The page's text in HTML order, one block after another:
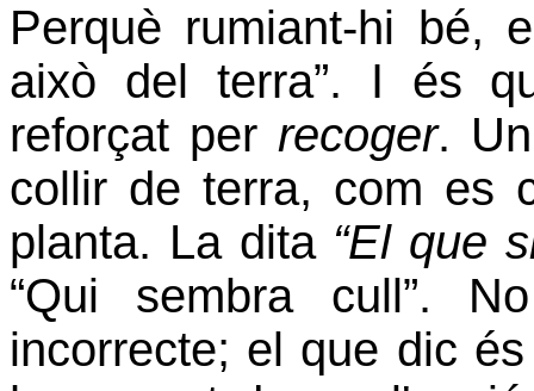
Perquè rumiant-hi bé,
això del terra”. I és
reforçat per recoger.
collir de terra, com es
planta. La dita “El que
“Qui sembra cull”.
incorrecte; el que dic